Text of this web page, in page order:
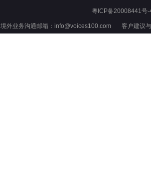
粤ICP备20008441号-
境外业务沟通邮箱：info@voices100.com 客户建议